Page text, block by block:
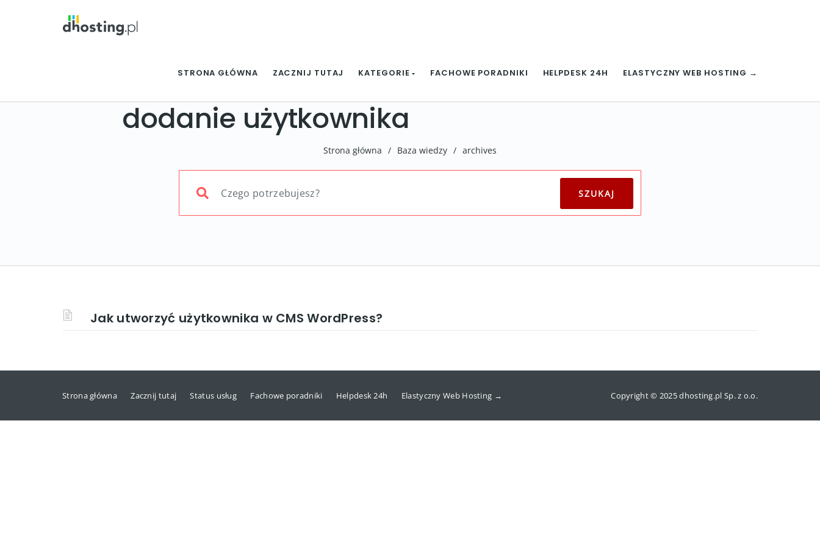
STRONA GŁÓWNA ZACZNIJ TUTAJ KATEGORIE FACHOWE PORADNIKI HELPDESK 24H ELASTYCZNY WEB HOSTING →
dodanie użytkownika
Strona główna / Baza wiedzy / archives
Jak utworzyć użytkownika w CMS WordPress?
Strona główna Zacznij tutaj Status usług Fachowe poradniki Helpdesk 24h Elastyczny Web Hosting → Copyright © 2025 dhosting.pl Sp. z o.o.